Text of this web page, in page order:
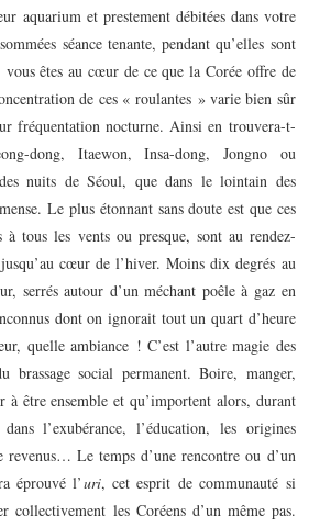
aquarium et prestement débitées dans votre
séance tenante, pendant qu’elles sont
êtes au cœur de ce que la Corée offre de
de ces « roulantes » varie bien sûr
fréquentation nocturne. Ainsi en trouvera-t-
dong, Itaewon, Insa-dong, Jongno ou
nuits de Séoul, que dans le lointain des
Le plus étonnant sans doute est que ces
à tous les vents ou presque, sont au rendez-
cœur de l’hiver. Moins dix degrés au
serrés autour d’un méchant poêle à gaz en
dont on ignorait tout un quart d’heure
quelle ambiance ! C’est l’autre magie des
brassage social permanent. Boire, manger,
à être ensemble et qu’importent alors, durant
l’exubérance, l’éducation, les origines
revenus… Le temps d’une rencontre ou d’un
éprouvé l’uri, cet esprit de communauté si
collectivement les Coréens d’un même pas.